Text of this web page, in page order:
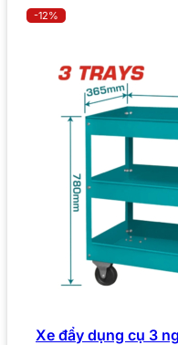
-12%
Xe đẩy dụng cụ 3